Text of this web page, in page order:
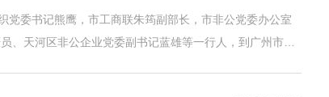
委书记熊鹰，市工商联朱筠副部长，市非公党委办公室
天河区非公企业党委副书记蓝雄等一行人，到广州市汽